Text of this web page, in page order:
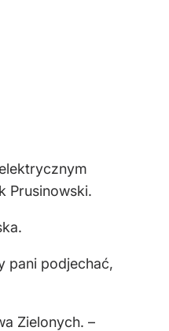
Prusinowski.
pani podjechać,
Zielonych. –